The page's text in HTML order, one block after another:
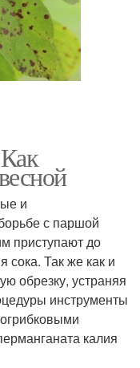
и
с паршой
приступают до
сока. Так же как и
обрезку, устраняя
инструменты
калия